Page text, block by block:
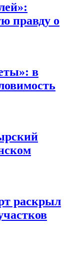
правду о
в
раскрыл